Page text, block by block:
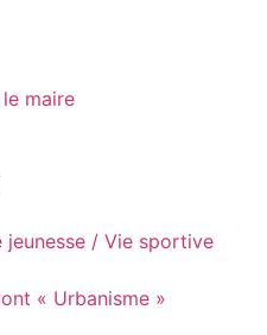
maire
jeunesse / Vie sportive
« Urbanisme »